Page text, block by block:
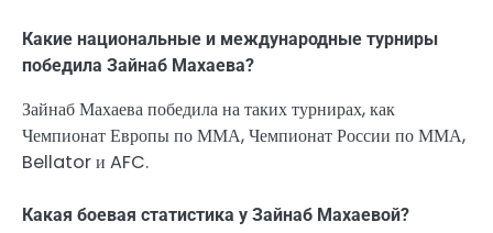
Какие национальные и международные турниры
победила Зайнаб Махаева?
Зайнаб Махаева победила на таких турнирах, как
Чемпионат Европы по ММА, Чемпионат России по ММА,
Bellator и AFC.
Какая боевая статистика у Зайнаб Махаевой?